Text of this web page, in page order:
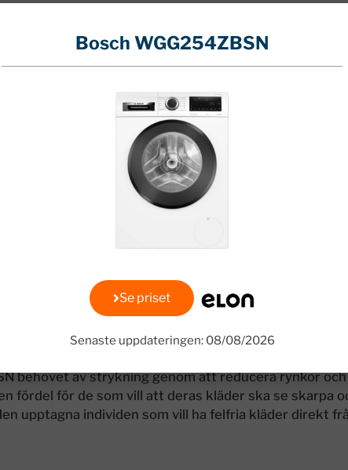
och hållbart hem. Bosch Serie 6
energieffektivitet, kapacitet och innovativa
tvättmaskin en idealisk lösning för den
WGG254ZBSN till en utmärkt investering för ditt
och är klassad med den högsta energiklassen
modeller på marknaden, vilket leder till lägre
med ActiveWater Plus-teknologi som justerar
att inget vatten går till spillo.
tar detta på största allvar. Med Hygiene
bakterier. Detta är särskilt viktigt för familjer med
trygghet att kläderna och textilierna är rena och
behovet av strykning genom att reducera rynkor
fördel för de som vill att deras kläder ska se skarpa
upptagna individen som vill ha felfria kläder direkt
Bosch WGG254ZBSN
Se priset
Senaste uppdateringen: 08/08/2026